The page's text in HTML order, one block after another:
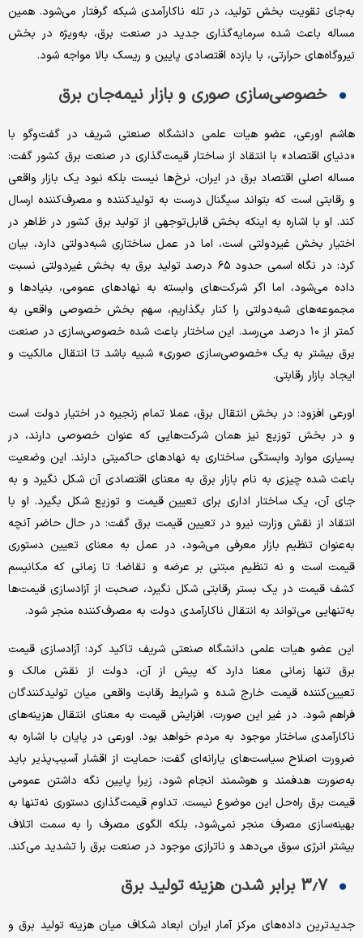
به‌جای تقویت بخش تولید، در تله ناکارآمدی شبکه گرفتار می‌شود. همین
مساله باعث شده سرمایه‌گذاری جدید در صنعت برق، به‌ویژه در بخش
نیروگاه‌های حرارتی، با بازده اقتصادی پایین و ریسک بالا مواجه شود.
خصوصی‌سازی صوری و بازار نیمه‌جان برق
هاشم اورعی، عضو هیات علمی دانشگاه صنعتی شریف در گفت‌وگو با
«دنیای اقتصاد» با انتقاد از ساختار قیمت‌گذاری در صنعت برق کشور گفت:
مساله اصلی اقتصاد برق در ایران، نرخ‌ها نیست بلکه نبود یک بازار واقعی
و رقابتی است که بتواند سیگنال درست به تولیدکننده و مصرف‌کننده ارسال
کند. او با اشاره به اینکه بخش قابل‌توجهی از تولید برق کشور در ظاهر در
اختیار بخش غیردولتی است، اما در عمل ساختاری شبه‌دولتی دارد، بیان
کرد: در نگاه اسمی حدود ۶۵ درصد تولید برق به بخش غیردولتی نسبت
داده می‌شود، اما اگر شرکت‌های وابسته به نهادهای عمومی، بنیادها و
مجموعه‌های شبه‌دولتی را کنار بگذاریم، سهم بخش خصوصی واقعی به
کمتر از ۱۰ درصد می‌رسد. این ساختار باعث شده خصوصی‌سازی در صنعت
برق بیشتر به یک «خصوصی‌سازی صوری» شبیه باشد تا انتقال مالکیت و
ایجاد بازار رقابتی.
اورعی افزود: در بخش انتقال برق، عملا تمام زنجیره در اختیار دولت است
و در بخش توزیع نیز همان شرکت‌هایی که عنوان خصوصی دارند، در
بسیاری موارد وابستگی ساختاری به نهادهای حاکمیتی دارند. این وضعیت
باعث شده چیزی به نام بازار برق به معنای اقتصادی آن شکل نگیرد و به
جای آن، یک ساختار اداری برای تعیین قیمت و توزیع شکل بگیرد. او با
انتقاد از نقش وزارت نیرو در تعیین قیمت برق گفت: در حال حاضر آنچه
به‌عنوان تنظیم بازار معرفی می‌شود، در عمل به معنای تعیین دستوری
قیمت است و نه تنظیم مبتنی بر عرضه و تقاضا؛ تا زمانی که مکانیسم
کشف قیمت در یک بستر رقابتی شکل نگیرد، صحبت از آزادسازی قیمت‌ها
به‌تنهایی می‌تواند به انتقال ناکارآمدی دولت به مصرف‌کننده منجر شود.
این عضو هیات علمی دانشگاه صنعتی شریف تاکید کرد: آزادسازی قیمت
برق تنها زمانی معنا دارد که پیش از آن، دولت از نقش مالک و
تعیین‌کننده قیمت خارج شده و شرایط رقابت واقعی میان تولیدکنندگان
فراهم شود. در غیر این صورت، افزایش قیمت به معنای انتقال هزینه‌های
ناکارآمدی ساختار موجود به مردم خواهد بود. اورعی در پایان با اشاره به
ضرورت اصلاح سیاست‌های یارانه‌ای گفت: حمایت از اقشار آسیب‌پذیر باید
به‌صورت هدفمند و هوشمند انجام شود، زیرا پایین نگه داشتن عمومی
قیمت برق راه‌حل این موضوع نیست. تداوم قیمت‌گذاری دستوری نه‌تنها به
بهینه‌سازی مصرف منجر نمی‌شود، بلکه الگوی مصرف را به سمت اتلاف
بیشتر انرژی سوق می‌دهد و ناترازی موجود در صنعت برق را تشدید می‌کند.
3.7 برابر شدن هزینه تولید برق
جدیدترین داده‌های مرکز آمار ایران ابعاد شکاف میان هزینه تولید برق و